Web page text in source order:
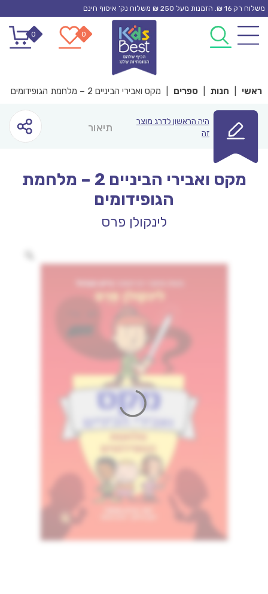
Skip
content
משלוח רק 16 ₪. הזמנות מעל 250 ₪ משלוח נק’ איסוף חינם
0
0
ראשי חנות ספרים מקס ואבירי הביניים 2 – מלחמת הגופידומים
היה הראשון לדרג מוצר
זה
תיאור
מקס ואבירי הביניים 2 – מלחמת
הגופידומים
לינקולן פרס